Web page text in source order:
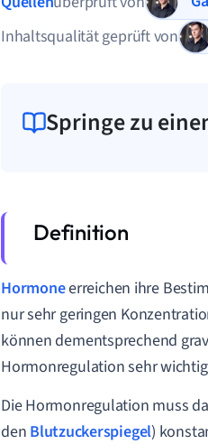
Inhaltsqualität geprüft von
Springe zu
Hormoneerreichen ihre
nur sehr geringen
können dementsprechend
Hormonregulation sehr
Die Hormonregulation muss
den Blutzuckerspiegel)